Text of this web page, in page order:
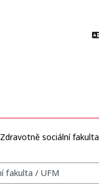
Zdravotně sociální fakulta